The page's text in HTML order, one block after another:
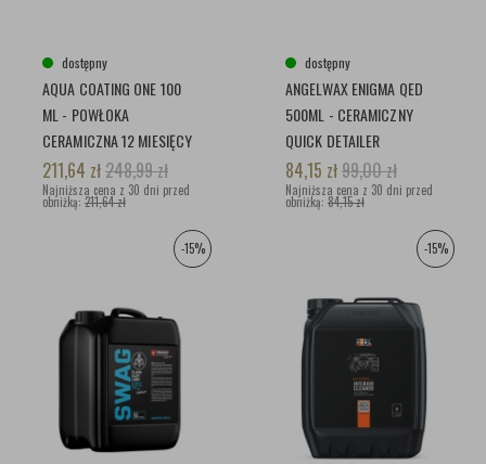
dostępny
AQUA COATING ONE 100
ML - POWŁOKA
CERAMICZNA 12 MIESIĘCY
211,64 zł248,99zł
Najniższa cena z 30 dni przed
obniżką: 211,64 zł
dostępny
ANGELWAX ENIGMA QED
500ML - CERAMICZNY
QUICK DETAILER
84,15 zł99,00zł
Najniższa cena z 30 dni przed
obniżką: 84,15 zł
-15% -15%